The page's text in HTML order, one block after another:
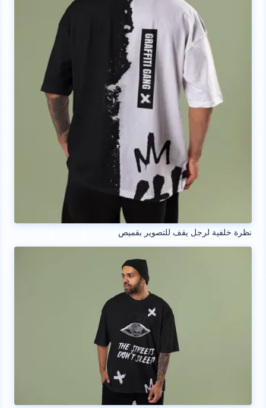
نظرة خلفية لرجل يقف للتصوير بقميص